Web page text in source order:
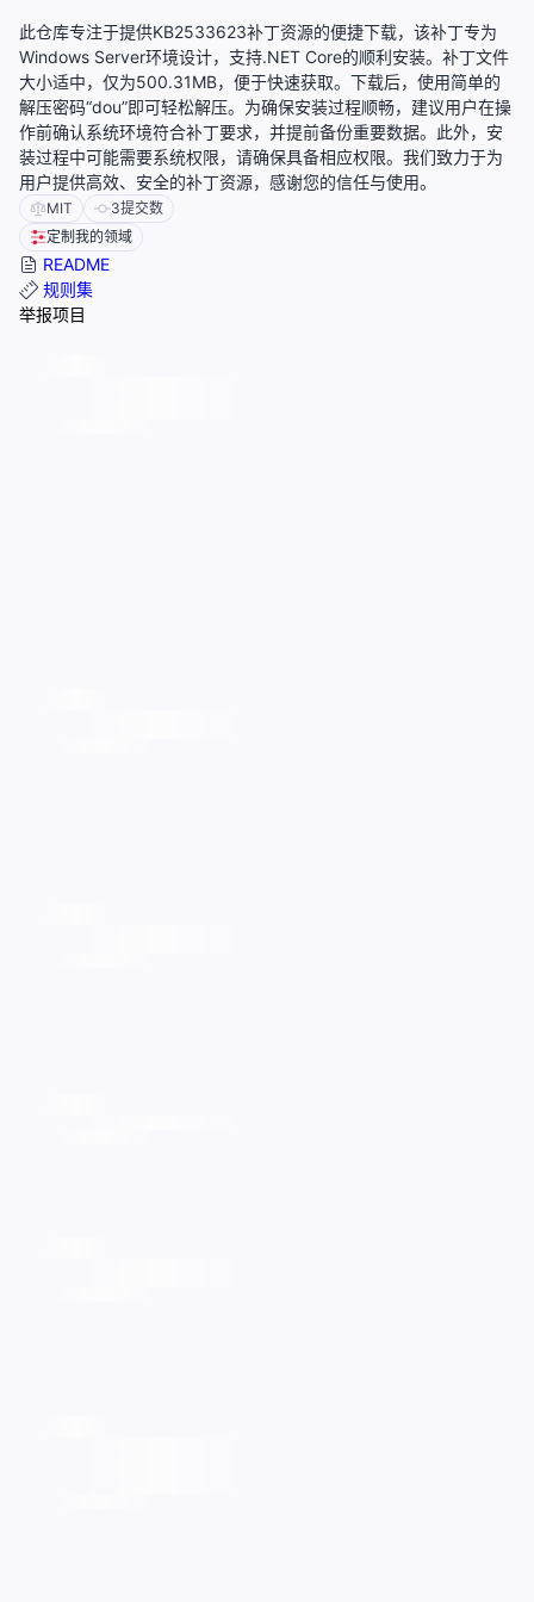
此仓库专注于提供KB2533623补丁资源的便捷下载，该补丁专为
Windows Server环境设计，支持.NET Core的顺利安装。补丁文件
大小适中，仅为500.31MB，便于快速获取。下载后，使用简单的
解压密码“dou”即可轻松解压。为确保安装过程顺畅，建议用户在操
作前确认系统环境符合补丁要求，并提前备份重要数据。此外，安
装过程中可能需要系统权限，请确保具备相应权限。我们致力于为
用户提供高效、安全的补丁资源，感谢您的信任与使用。
MIT 3提交数
定制我的领域
README
规则集
举报项目